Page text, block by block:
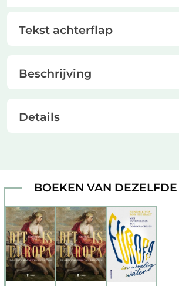
Tekst achterflap
Beschrijving
Details
BOEKEN VAN